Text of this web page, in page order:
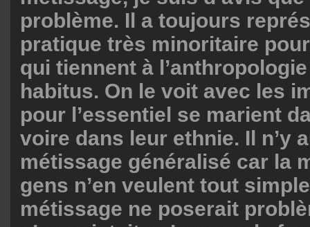
problème. Il a toujours
pratique très minoritaire
qui tiennent à
habitus. On le voit avec les
pour l’essentiel se marient
voire dans leur ethnie. Il n’y
métissage généralisé car la
gens n’en veulent tout
métissage ne poserait